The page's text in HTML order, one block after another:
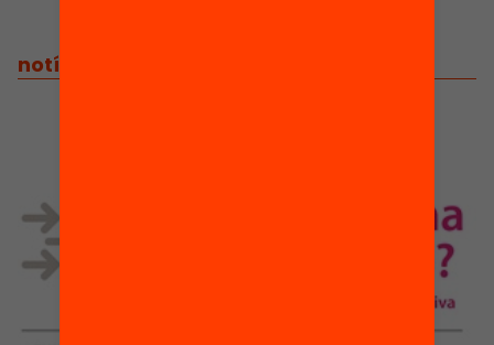
educatiu. Però, quin tipus de beques i […]
notícies